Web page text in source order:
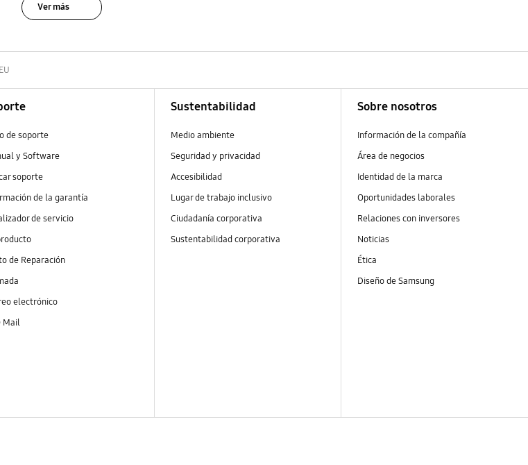
Ver más
de soporte
y Software
soporte
de la garantía
de servicio
de Reparación
electrónico
Mail
Sustentabilidad
Medio ambiente
Seguridad y privacidad
Accesibilidad
Lugar de trabajo inclusivo
Ciudadanía corporativa
Sustentabilidad corporativa
Sobre nosotros
Información de la compañía
Área de negocios
Identidad de la marca
Oportunidades laborales
Relaciones con inversores
Noticias
Ética
Diseño de Samsung